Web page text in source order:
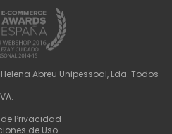
Abreu Unipessoal, Lda. Todos
Privacidad
de Uso